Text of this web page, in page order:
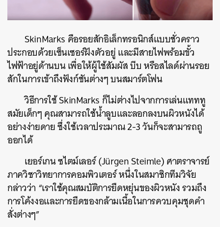
SkinMarks คือรอยสักอิเล็กทรอนิกส์แบบชั่วคราว
ประกอบด้วยเซ็นเซอร์ฝังตัวอยู่ และมีสายไฟพร้อมขั้ว
ไฟฟ้าอยู่ด้านบน เพื่อให้ผู้ใช้สัมผัส บีบ หรือสไลด์ผ่านรอย
สักในการเข้าถึงฟังก์ชันต่างๆ บนสมาร์ตโฟน
วิธีการใช้ SkinMarks ก็ไม่ต่างไปจากการเล่นแทททู
สมัยเด็กๆ คุณสามารถใช้น้ำลูบและลอกลงบนผิวหนังได้
อย่างง่ายดาย ซึ่งใช้เวลาประมาณ 2-3 วันก็จะสามารถถู
ออกได้
เยอร์เกน ซไตม์เลอร์ (Jürgen Steimle) ศาตราจารย์
ภาควิชาวิทยาการคอมพิวเตอร์ หนึ่งในสมาชิกทีมวิจัย
กล่าวว่า “เราใช้คุณสมบัติการยืดหยุ่นของผิวหนัง รวมถึง
การโค้งงอและการยืดของกล้ามเนื้อในการควบคุมชุดคำ
สั่งต่างๆ”